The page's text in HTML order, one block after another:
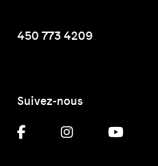
450 773 4209
Suivez-nous